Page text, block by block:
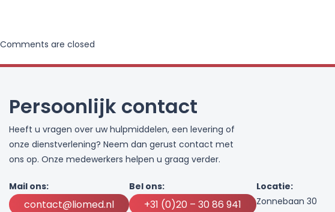
Comments are closed
Persoonlijk contact
Heeft u vragen over uw hulpmiddelen, een levering of
onze dienstverlening? Neem dan gerust contact met
ons op. Onze medewerkers helpen u graag verder.
Mail ons:
contact@liomed.nl
Bel ons:
+31 (0)20 – 30 86 941
Locatie:
Zonnebaan 30